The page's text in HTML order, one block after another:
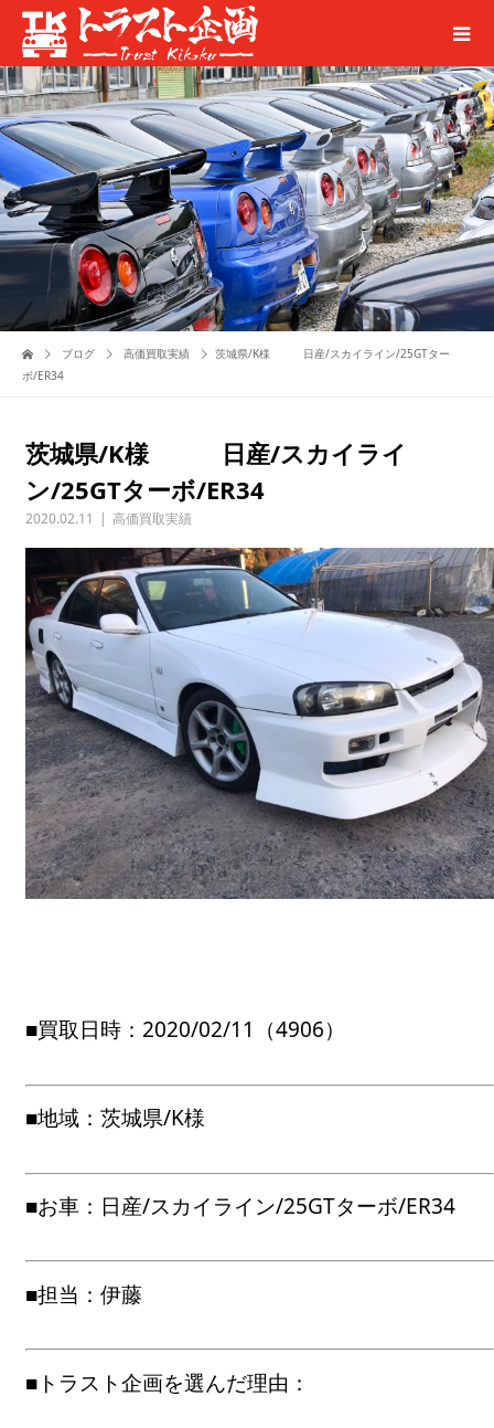
ブログ 高価買取実績
茨城県/K様 日産/スカイライン/25GTター
ボ/ER34
茨城県/K様 日産/スカイライ
ン/25GTターボ/ER34
2020.02.11 高価買取実績
■買取日時：2020/02/11（4906）
■地域：茨城県/K様
■お車：日産/スカイライン/25GTターボ/ER34
■担当：伊藤
■トラスト企画を選んだ理由：